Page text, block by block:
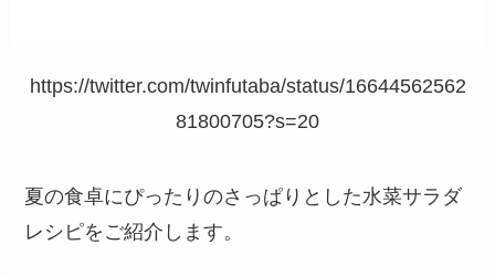
https://twitter.com/twinfutaba/status/16644562562
81800705?s=20
夏の食卓にぴったりのさっぱりとした水菜サラダ
レシピをご紹介します。